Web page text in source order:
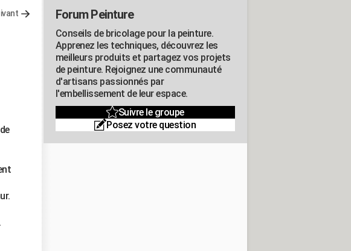
.
Forum Peinture
Conseils de bricolage pour la peinture.
Apprenez les techniques, découvrez les
meilleurs produits et partagez vos projets
de peinture. Rejoignez une communauté
d'artisans passionnés par
l'embellissement de leur espace.
Suivre le groupe
Posez votre question